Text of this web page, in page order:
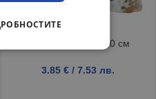
Възглавница 50×70 см
3.85 € / 7.53 лв.